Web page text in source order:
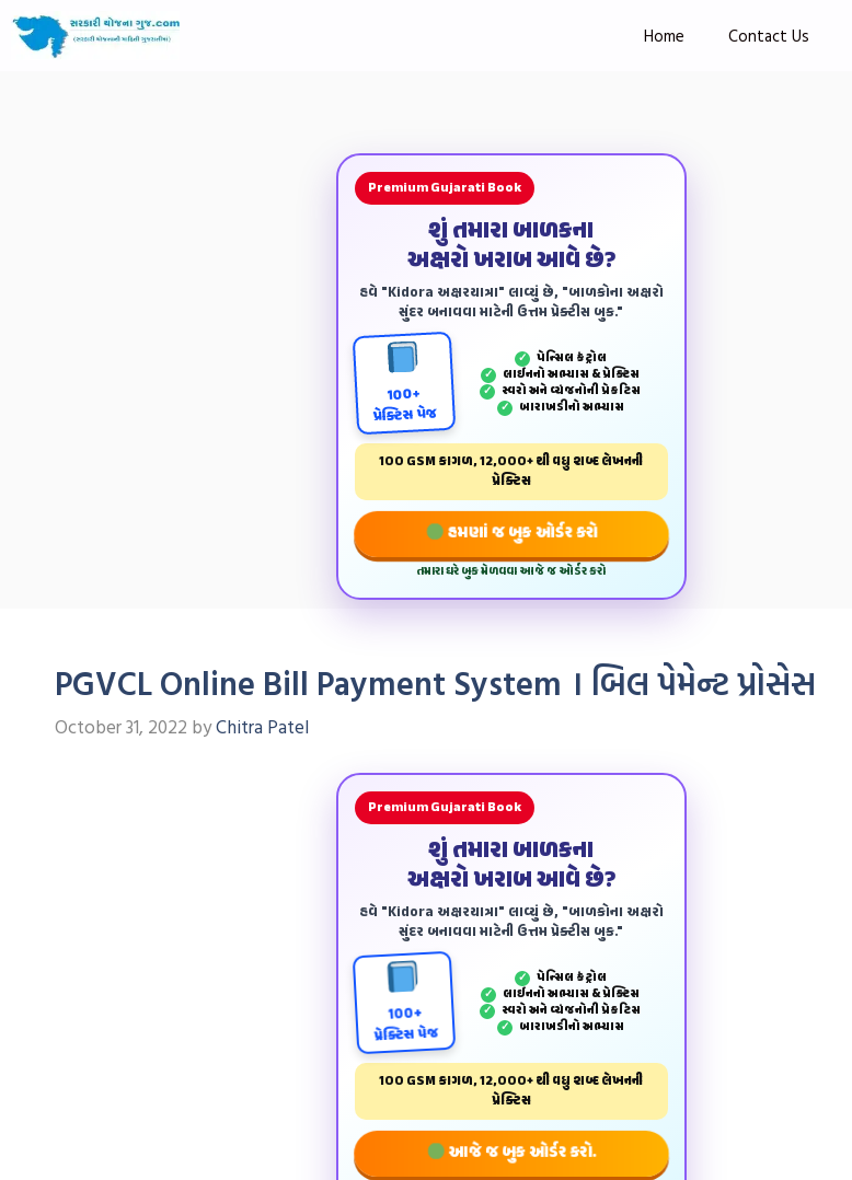
Home Contact Us
Premium Gujarati Book
શું તમારા બાળકના
અક્ષરો ખરાબ આવે છે?
હવે "Kidora અક્ષરયાત્રા" લાવ્યું છે, "બાળકોના અક્ષરો
સુંદર બનાવવા માટેની ઉત્તમ પ્રેક્ટીસ બુક."
100+
પ્રેક્ટિસ પેજ
✓ પેન્‍સિલ કંટ્રોલ
✓ લાઈનનો અભ્યાસ & પ્રેક્ટિસ
✓ સ્વરો અને વ્યંજનોની પ્રેકટિસ
✓ બારાખડીનો અભ્યાસ
100 GSM કાગળ, 12,000+ થી વધુ શબ્દ લેખનની
પ્રેક્ટિસ
હમણાં જ બુક ઓર્ડર કરો
તમારા ઘરે બુક મેળવવા આજે જ ઓર્ડર કરો
PGVCL Online Bill Payment System । બિલ પેમેન્‍ટ પ્રોસેસ
October 31, 2022 byChitra Patel
Premium Gujarati Book
શું તમારા બાળકના
અક્ષરો ખરાબ આવે છે?
હવે "Kidora અક્ષરયાત્રા" લાવ્યું છે, "બાળકોના અક્ષરો
સુંદર બનાવવા માટેની ઉત્તમ પ્રેક્ટીસ બુક."
100+
પ્રેક્ટિસ પેજ
✓ પેન્‍સિલ કંટ્રોલ
✓ લાઈનનો અભ્યાસ & પ્રેક્ટિસ
✓ સ્વરો અને વ્યંજનોની પ્રેકટિસ
✓ બારાખડીનો અભ્યાસ
100 GSM કાગળ, 12,000+ થી વધુ શબ્દ લેખનની
પ્રેક્ટિસ
આજે જ બુક ઓર્ડર કરો.